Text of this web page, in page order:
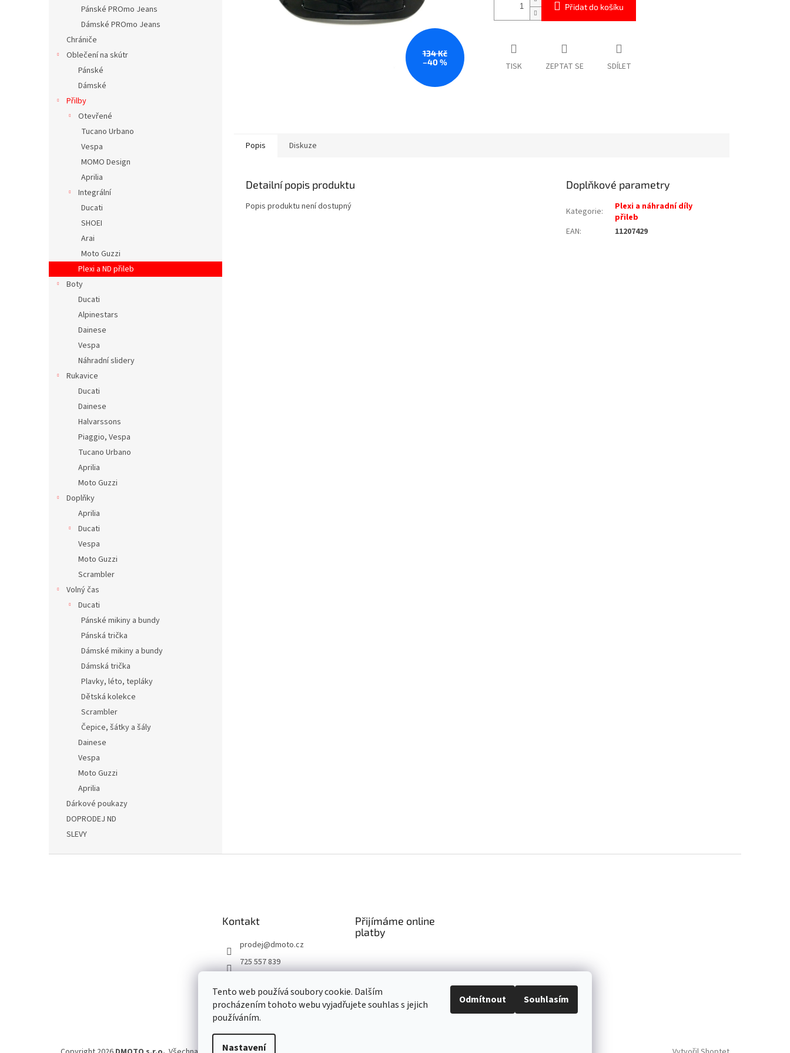
Tento web používá soubory cookie. Dalším
procházením tohoto webu vyjadřujete souhlas s jejich
používáním.
Nastavení
Odmítnout Souhlasím
Pánské PROmo Jeans
Dámské PROmo Jeans
Chrániče
Oblečení na skútr
Pánské
Dámské
Přilby
Otevřené
Tucano Urbano
Vespa
MOMO Design
Aprilia
Integrální
Ducati
SHOEI
Arai
Moto Guzzi
Plexi a ND přileb
Boty
Ducati
Alpinestars
Dainese
Vespa
Náhradní slidery
Rukavice
Ducati
Dainese
Halvarssons
Piaggio, Vespa
Tucano Urbano
Aprilia
Moto Guzzi
Doplňky
Aprilia
Ducati
Vespa
Moto Guzzi
Scrambler
Volný čas
Ducati
Pánské mikiny a bundy
Pánská trička
Dámské mikiny a bundy
Dámská trička
Plavky, léto, tepláky
Dětská kolekce
Scrambler
Čepice, šátky a šály
Dainese
Vespa
Moto Guzzi
Aprilia
Dárkové poukazy
DOPRODEJ ND
SLEVY
134 Kč
–40 %
Přidat do košíku
TISK ZEPTAT SE SDÍLET
Popis Diskuze
Detailní popis produktu
Popis produktu není dostupný
Doplňkové parametry
Kategorie:
Plexi a náhradní díly
přileb
EAN: 11207429
Kontakt
prodej@dmoto.cz
725 557 839
dmoto.cz
YouTube DMOTO
Přijímáme online
platby